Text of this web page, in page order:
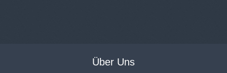
Über Uns